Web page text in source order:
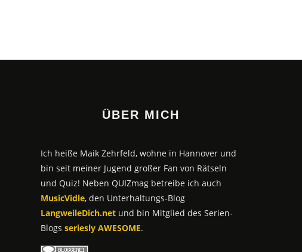
ÜBER MICH
Ich heiße Maik Zehrfeld, wohne in Hannover und
bin seit meiner Jugend großer Fan von Rätseln
und Quiz! Neben QUIZmag betreibe ich auch
MusicVidle, den Unterhaltungs-Blog
LangweileDich.net und bin Mitglied des Serien-
Blogs seriesly AWESOME.